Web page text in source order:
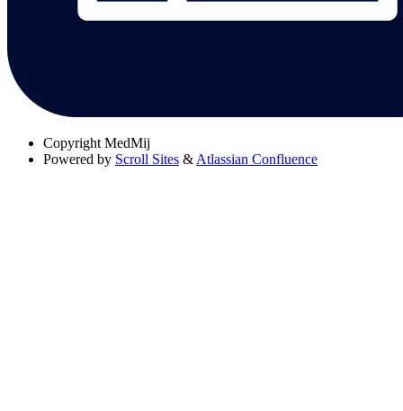
Copyright MedMij
Powered by Scroll Sites & Atlassian Confluence